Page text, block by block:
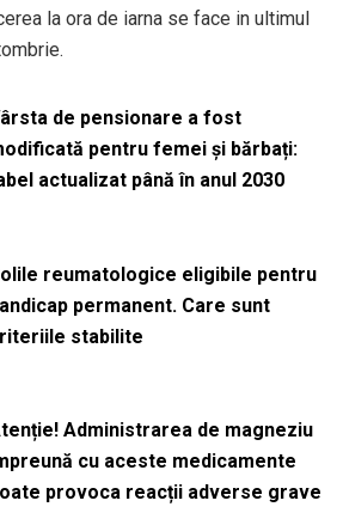
la ora de iarna se face in ultimul
de pensionare a fost
pentru femei și bărbați:
actualizat până în anul 2030
reumatologice eligibile pentru
permanent. Care sunt
stabilite
Administrarea de magneziu
cu aceste medicamente
provoca reacții adverse grave